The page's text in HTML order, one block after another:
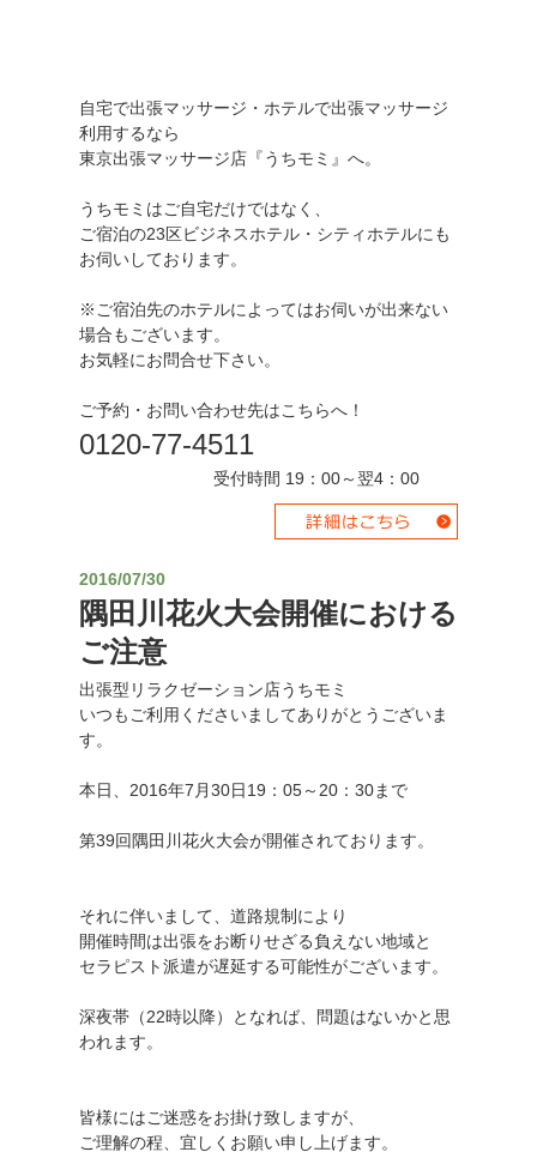
自宅で出張マッサージ・ホテルで出張マッサージ
利用するなら
東京出張マッサージ店『うちモミ』へ。
うちモミはご自宅だけではなく、
ご宿泊の23区ビジネスホテル・シティホテルにも
お伺いしております。
※ご宿泊先のホテルによってはお伺いが出来ない
場合もございます。
お気軽にお問合せ下さい。
ご予約・お問い合わせ先はこちらへ！
0120-77-4511
受付時間 19：00～翌4：00
2016/07/30
隅田川花火大会開催における
ご注意
出張型リラクゼーション店うちモミ
いつもご利用くださいましてありがとうございま
す。
本日、2016年7月30日19：05～20：30まで
第39回隅田川花火大会が開催されております。
それに伴いまして、道路規制により
開催時間は出張をお断りせざる負えない地域と
セラピスト派遣が遅延する可能性がございます。
深夜帯（22時以降）となれば、問題はないかと思
われます。
皆様にはご迷惑をお掛け致しますが、
ご理解の程、宜しくお願い申し上げます。